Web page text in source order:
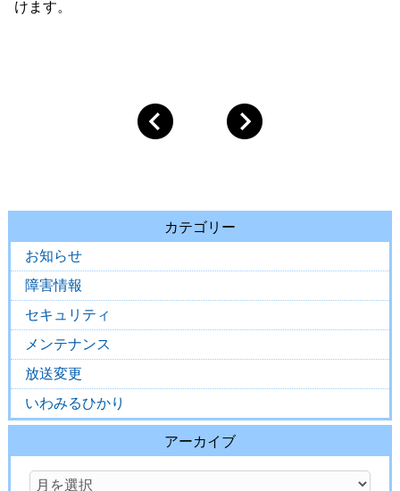
けます。
カテゴリー
お知らせ
障害情報
セキュリティ
メンテナンス
放送変更
いわみるひかり
アーカイブ